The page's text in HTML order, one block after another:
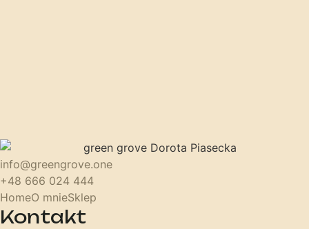
info@greengrove.one
+48 666 024 444
HomeO mnieSklep
Kontakt